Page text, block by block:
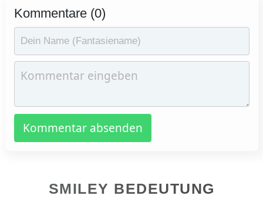
Kommentare (0)
Kommentar absenden
SMILEY BEDEUTUNG